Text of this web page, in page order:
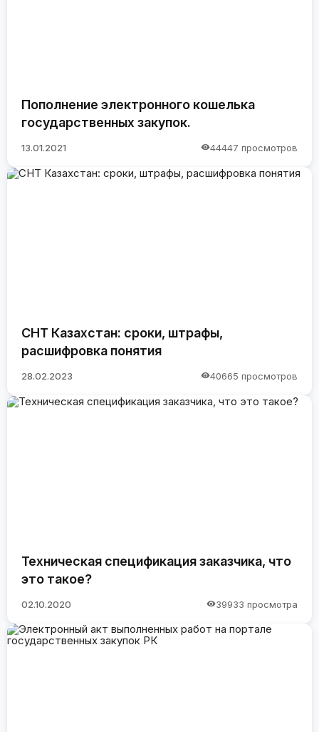
Пополнение электронного кошелька
государственных закупок.
13.01.2021 44447 просмотров
СНТ Казахстан: сроки, штрафы,
расшифровка понятия
28.02.2023 40665 просмотров
Техническая спецификация заказчика, что
это такое?
02.10.2020 39933 просмотра